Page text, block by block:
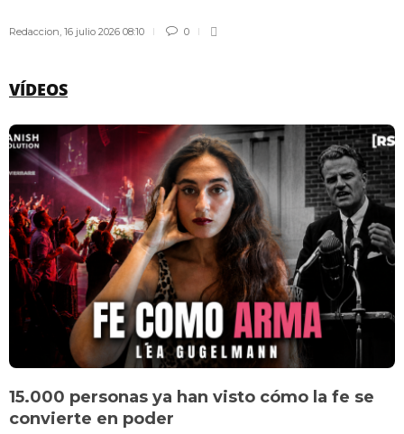
Redaccion, 16 julio 2026 08:10 0
VÍDEOS
15.000 personas ya han visto cómo la fe se
convierte en poder